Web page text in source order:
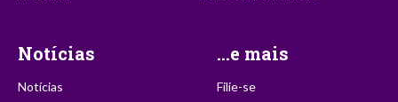
Notícias
Notícias
...e mais
Filie-se